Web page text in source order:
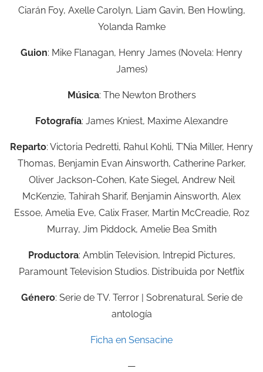
Ciarán Foy, Axelle Carolyn, Liam Gavin, Ben Howling,
Yolanda Ramke
Guion: Mike Flanagan, Henry James (Novela: Henry
James)
Música: The Newton Brothers
Fotografía: James Kniest, Maxime Alexandre
Reparto: Victoria Pedretti, Rahul Kohli, T’Nia Miller, Henry
Thomas, Benjamin Evan Ainsworth, Catherine Parker,
Oliver Jackson-Cohen, Kate Siegel, Andrew Neil
McKenzie, Tahirah Sharif, Benjamin Ainsworth, Alex
Essoe, Amelia Eve, Calix Fraser, Martin McCreadie, Roz
Murray, Jim Piddock, Amelie Bea Smith
Productora: Amblin Television, Intrepid Pictures,
Paramount Television Studios. Distribuida por Netflix
Género: Serie de TV. Terror | Sobrenatural. Serie de
antología
Ficha en Sensacine
—